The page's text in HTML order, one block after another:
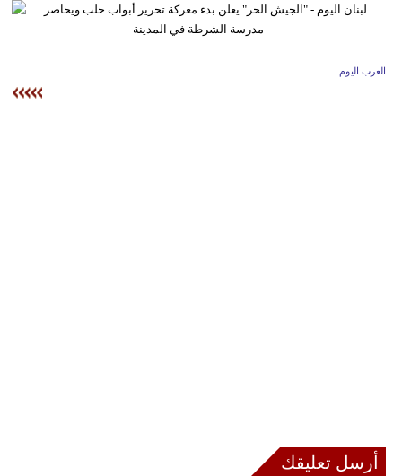
ديكور
العرب اليوم
أرسل تعليقك